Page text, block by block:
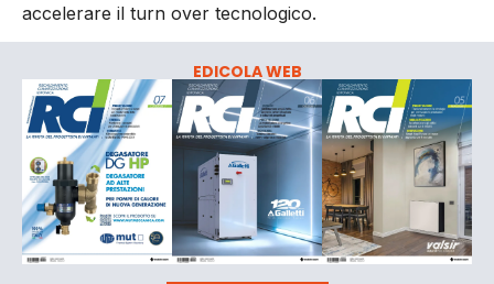
accelerare il turn over tecnologico.
EDICOLA WEB